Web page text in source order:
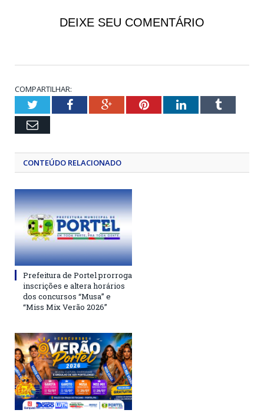
DEIXE SEU COMENTÁRIO
COMPARTILHAR:
TwitterFacebookGoogle+PinterestLinkedInTumblr
Email
CONTEÚDO RELACIONADO
Prefeitura de Portel prorroga
inscrições e altera horários
dos concursos “Musa” e
“Miss Mix Verão 2026”